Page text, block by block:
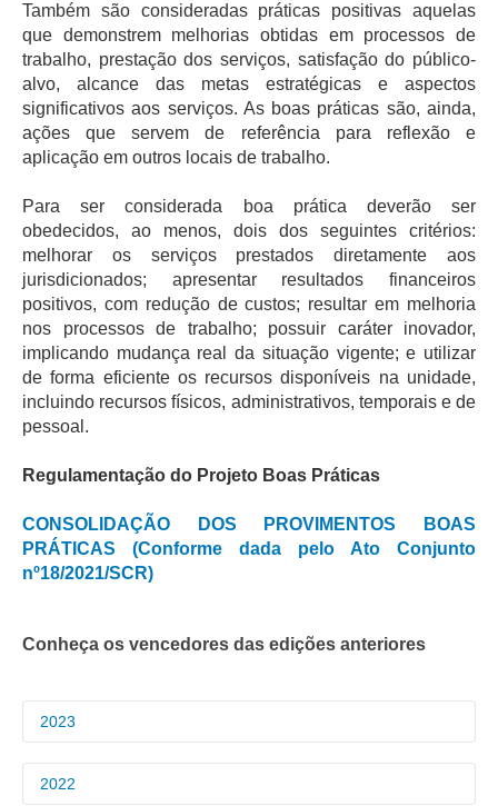
Também são consideradas práticas positivas aquelas
que demonstrem melhorias obtidas em processos de
trabalho, prestação dos serviços, satisfação do público-
alvo, alcance das metas estratégicas e aspectos
significativos aos serviços. As boas práticas são, ainda,
ações que servem de referência para reflexão e
aplicação em outros locais de trabalho.
Para ser considerada boa prática deverão ser
obedecidos, ao menos, dois dos seguintes critérios:
melhorar os serviços prestados diretamente aos
jurisdicionados; apresentar resultados financeiros
positivos, com redução de custos; resultar em melhoria
nos processos de trabalho; possuir caráter inovador,
implicando mudança real da situação vigente; e utilizar
de forma eficiente os recursos disponíveis na unidade,
incluindo recursos físicos, administrativos, temporais e de
pessoal.
Regulamentação do Projeto Boas Práticas
CONSOLIDAÇÃO DOS PROVIMENTOS BOAS
PRÁTICAS (Conforme dada pelo Ato Conjunto
nº18/2021/SCR)
Conheça os vencedores das edições anteriores
2023
VENCEDORES
2022